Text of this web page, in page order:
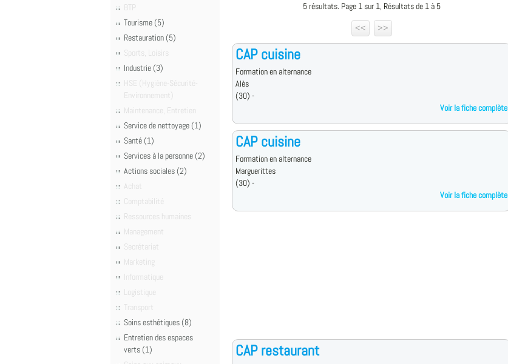
BTP
Tourisme (5)
Restauration (5)
Sports, Loisirs
Industrie (3)
HSE (Hygiène-Sécurité-
Environnement)
Maintenance, Entretien
Service de nettoyage (1)
Santé (1)
Services à la personne (2)
Actions sociales (2)
Achat
Comptabilité
Ressources humaines
Management
Secrétariat
Marketing
Informatique
Logistique
Transport
Soins esthétiques (8)
Entretien des espaces
verts (1)
5 résultats. Page 1 sur 1, Résultats de 1 à 5
<<
>>
CAP cuisine
Formation en alternance
Alès
(30) -
Voir la fiche complète
CAP cuisine
Formation en alternance
Marguerittes
(30) -
Voir la fiche complète
CAP restaurant